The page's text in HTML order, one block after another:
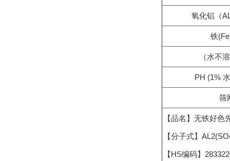
氧化铝（
铁
（水不
PH (1%
筛
【品名】无铁好
【分子式】
【HS编码】